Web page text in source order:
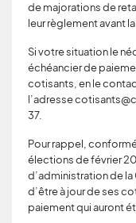
de majorations de
leur règlement avant
Si votre situation le
échéancier de
cotisants, en le
l’adresse
37.
Pour rappel,
élections de février
d’administration de la
d’être à jour de ses
paiement qui auront